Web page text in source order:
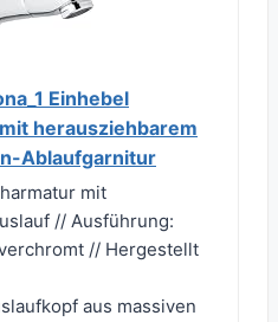
Einhebel
herausziehbarem
Ablaufgarnitur
mit
// Ausführung:
// Hergestellt
aus massiven